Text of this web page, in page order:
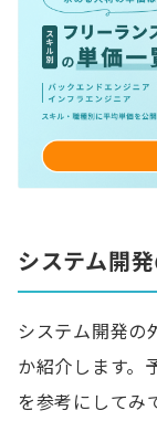
システム開
システム開発の
か紹介します。
を参考にしてみ